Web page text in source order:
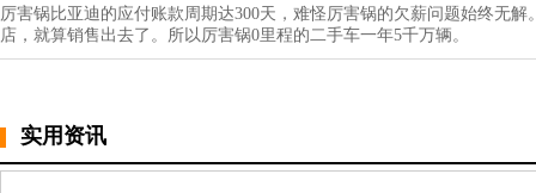
厉害锅比亚迪的应付账款周期达300天，难怪厉害锅的欠薪问题始终无
店，就算销售出去了。所以厉害锅0里程的二手车一年5千万辆。
实用资讯